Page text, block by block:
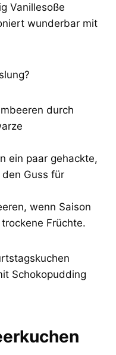
Vanillesoße
wunderbar mit
durch
ein paar gehackte,
Guss für
wenn Saison
Früchte.
Schokopudding